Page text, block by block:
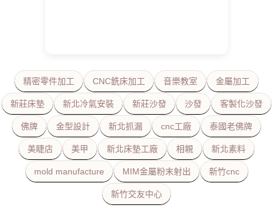
精密零件加工 CNC銑床加工 音樂教室 金屬加工
新莊床墊 新北冷氣安裝 新莊沙發 沙發 客製化沙發
佛牌 金型設計 新北抓漏 cnc工廠 泰國老佛牌
美睫店 美甲 新北床墊工廠 相親 新北素料
mold manufacture MIM金屬粉末射出 新竹cnc
新竹交友中心